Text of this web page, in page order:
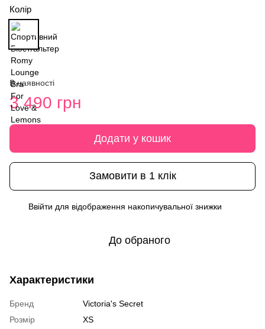
Колір
В наявності
3 490 грн
Додати у кошик
Замовити в 1 клік
Ввійти для відображення накопичувальної знижки
До обраного
Характеристики
Бренд
Victoria's Secret
Розмір
XS